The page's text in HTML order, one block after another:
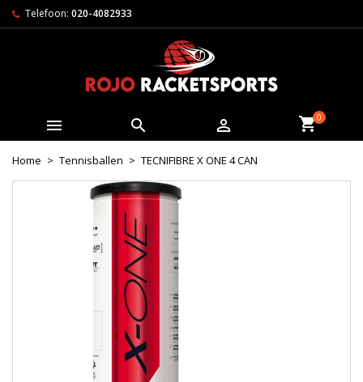
Telefoon: 020-4082933
   0
Home Tennisballen TECNIFIBRE X ONE 4 CAN